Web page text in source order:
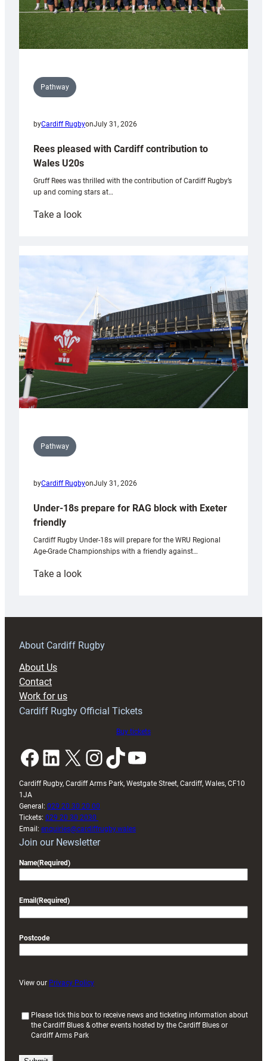
Pathway
byCardiff RugbyonJuly 31, 2026
Rees pleased with Cardiff contribution to
Wales U20s
Gruff Rees was thrilled with the contribution of Cardiff Rugby’s
up and coming stars at…
Take a look:
with
Cardiff
contribution
Wales
U20s
Pathway
byCardiff RugbyonJuly 31, 2026
Under-18s prepare for RAG block with Exeter
friendly
Cardiff Rugby Under-18s will prepare for the WRU Regional
Age-Grade Championships with a friendly against…
Take a look:
prepare
RAG
About Cardiff Rugby
About Us
Contact
Work for us
Cardiff Rugby Official Tickets
Buy tickets
Facebook LinkedIn X InstagramTikTok YouTube
Cardiff Rugby, Cardiff Arms Park, Westgate Street, Cardiff, Wales, CF10
1JA
General: 029 20 30 20 00
Tickets: 029 20 30 2030
Email: enquiries@cardiffrugby.wales
Join our Newsletter
Name(Required)
Email (Required)
Postcode
View our Privacy Policy
Please tick this box to receive news and ticketing information about
the Cardiff Blues & other events hosted by the Cardiff Blues or
Cardiff Arms Park